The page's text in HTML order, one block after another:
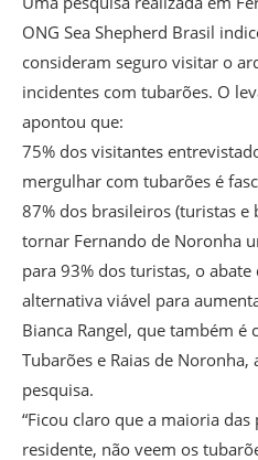
ONG Sea Shepherd Brasil
consideram seguro visitar o
incidentes com tubarões. O
apontou que:
75% dos visitantes
mergulhar com tubarões é
87% dos brasileiros (turistas e
tornar Fernando de Noronha
para 93% dos turistas, o
alternativa viável para
Bianca Rangel, que também
Tubarões e Raias de
pesquisa.
“Ficou claro que a maioria das
residente, não veem os